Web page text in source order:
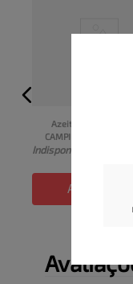
Azeitona Verde
CAMPILAR Fatiada
150g
Indisponível
ADICIONAR